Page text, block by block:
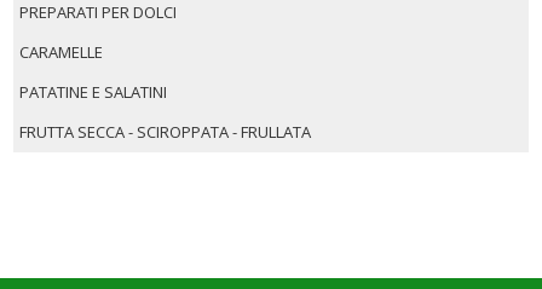
PREPARATI PER DOLCI
CARAMELLE
PATATINE E SALATINI
FRUTTA SECCA - SCIROPPATA - FRULLATA